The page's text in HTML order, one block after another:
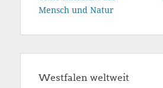
Mensch und Natur
Westfalen weltweit